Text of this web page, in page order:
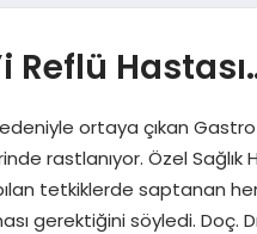
Reflü
ortaya çıkan
rastlanıyor. Özel
tetkiklerde saptanan
gerektiğini söyledi. Doç.